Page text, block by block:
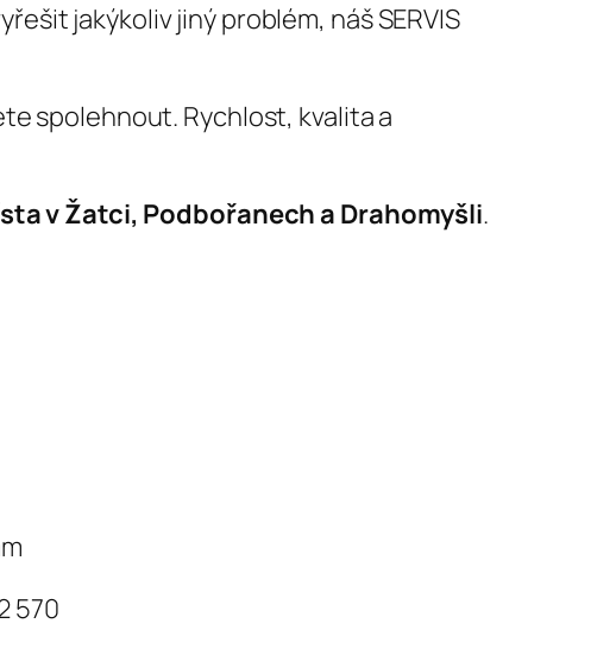
jakýkoliv jiný problém, náš SERVIS
spolehnout. Rychlost, kvalita a
v Žatci, Podbořanech a Drahomyšli.
570